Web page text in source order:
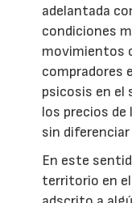
adelantada
condiciones
movimientos
compradores
psicosis en el
los precios de
sin diferenciar
En este
territorio en